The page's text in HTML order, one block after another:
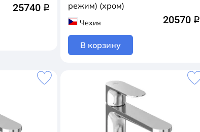
25740 q
режим) (хром)
Чехия 20570 q
В корзину